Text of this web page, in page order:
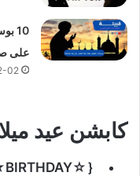
10
على
02
كابشن عيد
BIRTHDAY☆ ｝